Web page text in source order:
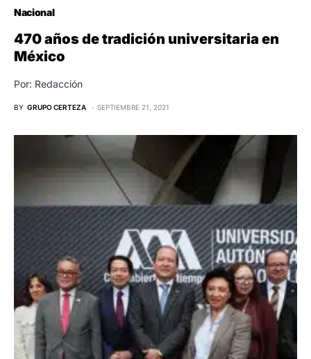
Nacional
470 años de tradición universitaria en
México
Por: Redacción
BY GRUPO CERTEZA SEPTIEMBRE 21, 2021